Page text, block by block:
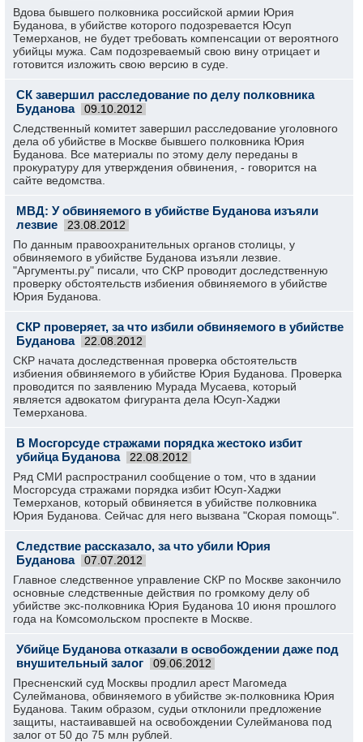
Вдова бывшего полковника российской армии Юрия
Буданова, в убийстве которого подозревается Юсуп
Темерханов, не будет требовать компенсации от вероятного
убийцы мужа. Сам подозреваемый свою вину отрицает и
готовится изложить свою версию в суде.
СК завершил расследование по делу полковника
Буданова
09.10.2012
Следственный комитет завершил расследование уголовного
дела об убийстве в Москве бывшего полковника Юрия
Буданова. Все материалы по этому делу переданы в
прокуратуру для утверждения обвинения, - говорится на
сайте ведомства.
МВД: У обвиняемого в убийстве Буданова изъяли
лезвие
23.08.2012
По данным правоохранительных органов столицы, у
обвиняемого в убийстве Буданова изъяли лезвие.
"Аргументы.ру" писали, что СКР проводит доследственную
проверку обстоятельств избиения обвиняемого в убийстве
Юрия Буданова.
СКР проверяет, за что избили обвиняемого в убийстве
Буданова
22.08.2012
СКР начата доследственная проверка обстоятельств
избиения обвиняемого в убийстве Юрия Буданова. Проверка
проводится по заявлению Мурада Мусаева, который
является адвокатом фигуранта дела Юсуп-Хаджи
Темерханова.
В Мосгорсуде стражами порядка жестоко избит
убийца Буданова
22.08.2012
Ряд СМИ распространил сообщение о том, что в здании
Мосгорсуда стражами порядка избит Юсуп-Хаджи
Темерханов, который обвиняется в убийстве полковника
Юрия Буданова. Сейчас для него вызвана "Скорая помощь".
Следствие рассказало, за что убили Юрия
Буданова
07.07.2012
Главное следственное управление СКР по Москве закончило
основные следственные действия по громкому делу об
убийстве экс-полковника Юрия Буданова 10 июня прошлого
года на Комсомольском проспекте в Москве.
Убийце Буданова отказали в освобождении даже под
внушительный залог
09.06.2012
Пресненский суд Москвы продлил арест Магомеда
Сулейманова, обвиняемого в убийстве эк-полковника Юрия
Буданова. Таким образом, судьи отклонили предложение
защиты, настаивавшей на освобождении Сулейманова под
залог от 50 до 75 млн рублей.